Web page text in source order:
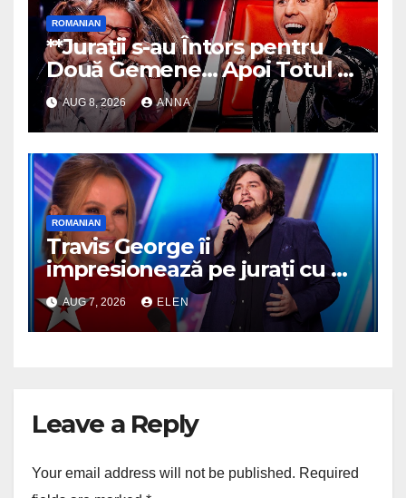
ROMANIAN
**Jurații s-au Întors pentru
Două Gemene… Apoi Totul s-
a Schimbat!
**
AUG 8, 2026 ANNA
ROMANIAN
Travis George îi
impresionează pe jurați cu o
reprezentație memorabilă
AUG 7, 2026 ELEN
Leave a Reply
Your email address will not be published. Required